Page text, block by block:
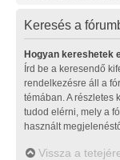
Keresés a
Hogyan kereshetek
Írd be a keresendő
rendelkezésre áll a
témában. A részletes
tudod elérni, mely a
használt
Vissza a